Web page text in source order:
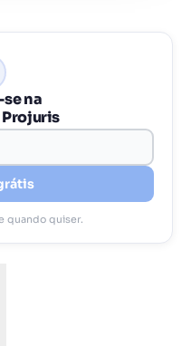
na
quando quiser.